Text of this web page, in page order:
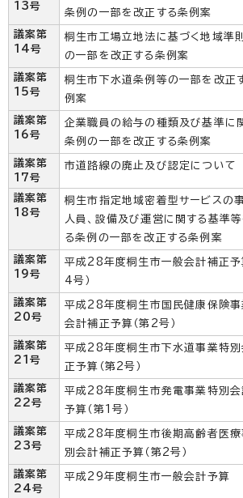
13号
条例の一部を改正する条例案
議案第
14号
桐生市工場立地法に基づく地域準
の一部を改正する条例案
議案第
15号
桐生市下水道条例等の一部を改正
例案
議案第
16号
企業職員の給与の種類及び基準に
条例の一部を改正する条例案
議案第
17号
市道路線の廃止及び認定について
議案第
18号
桐生市指定地域密着型サービスの
人員、設備及び運営に関する基準
る条例の一部を改正する条例案
議案第
19号
平成28年度桐生市一般会計補正予
4号）
議案第
20号
平成28年度桐生市国民健康保険事
会計補正予算（第2号）
議案第
21号
平成28年度桐生市下水道事業特別
正予算（第2号）
議案第
22号
平成28年度桐生市発電事業特別会
予算（第1号）
議案第
23号
平成28年度桐生市後期高齢者医療
別会計補正予算（第2号）
議案第
24号
平成29年度桐生市一般会計予算